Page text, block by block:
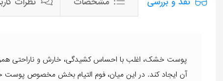
پوست خشک، اغلب با احساس کشیدگی، خارش و ناراحتی
آن ایجاد کند. در این میان، فوم التیام بخش مخصوص